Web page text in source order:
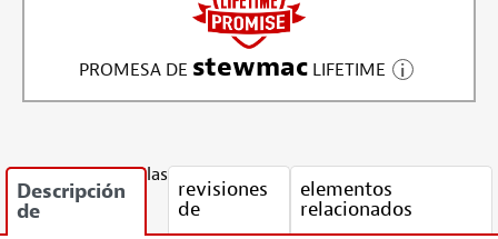
PROMESA DE stewmacLIFETIME
Descripción
de
las
revisiones
de
elementos
relacionados